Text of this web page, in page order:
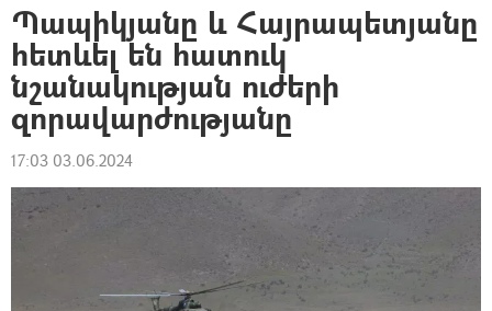
Պապիկյանը և Հայրապետյանը
հետևել են հատուկ
նշանակության ուժերի
զորավարժությանը
17:03 03.06.2024